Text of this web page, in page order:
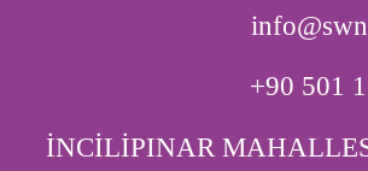
‎+90 501
İNCİLİPINAR